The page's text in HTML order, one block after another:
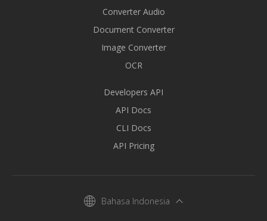
Converter Audio
Document Converter
Image Converter
OCR
Developers API
API Docs
CLI Docs
API Pricing
Bahasa Indonesia